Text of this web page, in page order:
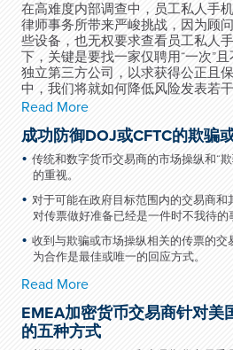
在高难度内部调查中，员工私人手
律师事务所带来严峻挑战，因为顾
些设备，也无权要求查看员工私人
下，关键是要找一家仅聘用“一次”
独立第三方公司，以求获得公正且
中，我们将就如何降低风险发表若干
Read More
成功防御DOJ或CFTC的欺骗
传统和数字货币交易商的市场操纵和“
的重视。
对于可能在政府目标范围内的交易商
对传票做好准备已经是一件时不我待的
收到与欺骗或市场操纵相关的传票的交
为合作是最佳或唯一的回应方式。
Read More
EMEA加密货币交易商针对美
的五种方式